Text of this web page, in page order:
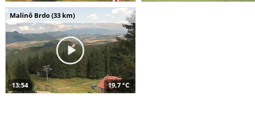
Malinô Brdo (33 km)
13:54 19,7 °C